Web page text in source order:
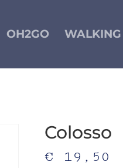
OH2GO
Colosso
€ 19,50